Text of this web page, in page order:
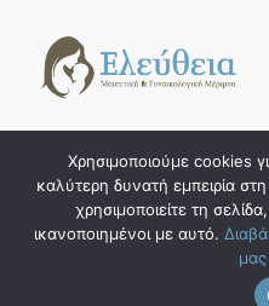
Copyright © 2023.
Όροι και
Χρησιμοποιούμε cookies
καλύτερη δυνατή εμπειρία
χρησιμοποιείτε τη
ικανοποιημένοι με αυτό.